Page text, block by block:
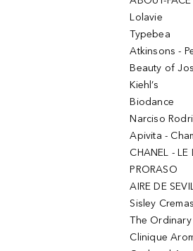
Lolavie
Typebea
Atkinsons -
Beauty of
Kiehl’s
Biodance
Narciso
Apivita -
CHANEL - LE
PRORASO
AIRE DE
Sisley
The Ordinary
Clinique